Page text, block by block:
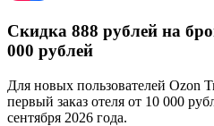
Скидка 888 рублей на
000 рублей
Для новых пользователей Ozon
первый заказ отеля от 10 000
сентября 2026 года.